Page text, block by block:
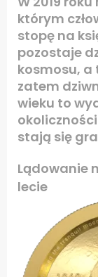
którym
stopę na
pozostaje
kosmosu, a
zatem
wieku to
stają się
Lądowanie
lecie